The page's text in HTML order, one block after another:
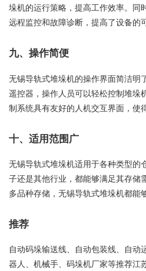
垛机的运行策略，提高工作效率。同
远程监控和故障诊断，提高了设备的
九、操作简便
无锡导轨式堆垛机的操作界面简洁明
遥控器，操作人员可以轻松控制堆垛
制系统具有友好的人机交互界面，使
十、适用范围广
无锡导轨式堆垛机适用于各种类型的
子还是其他行业，都能够满足其存储
多品种存储，无锡导轨式堆垛机都能
推荐
自动码垛输送线、自动包装线、自动
器人、机械手、码垛机厂家等推荐江